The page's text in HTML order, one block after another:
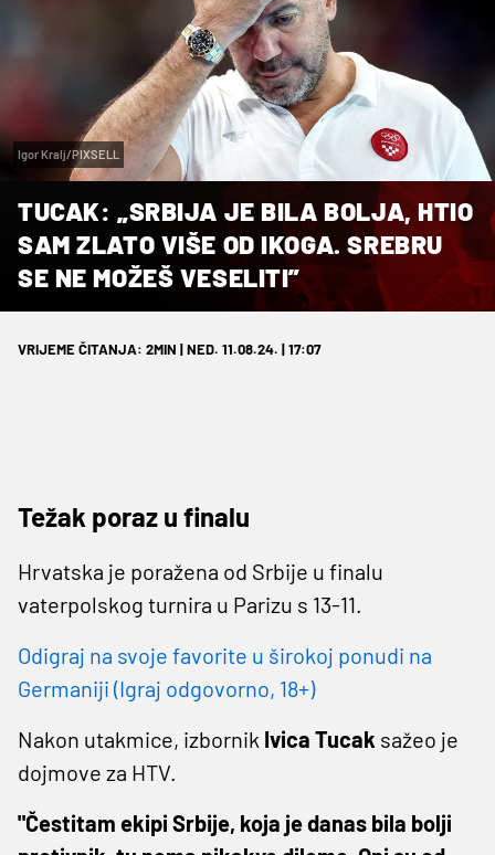
Igor Kralj/PIXSELL
TUCAK: „SRBIJA JE BILA BOLJA, HTIO
SAM ZLATO VIŠE OD IKOGA. SREBRU
SE NE MOŽEŠ VESELITI”
VRIJEME ČITANJA: 2MIN | NED. 11.08.24. | 17:07
Težak poraz u finalu
Hrvatska je poražena od Srbije u finalu
vaterpolskog turnira u Parizu s 13-11.
Odigraj na svoje favorite u širokoj ponudi na
Germaniji (Igraj odgovorno, 18+)
Nakon utakmice, izbornik Ivica Tucak sažeo je
dojmove za HTV.
"Čestitam ekipi Srbije, koja je danas bila bolji